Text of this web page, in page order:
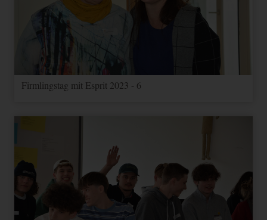
Firmlingstag mit Esprit 2023 - 6